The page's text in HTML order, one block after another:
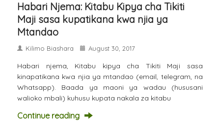
Habari Njema: Kitabu Kipya cha Tikiti
Maji sasa kupatikana kwa njia ya
Mtandao
Kilimo Biashara August 30, 2017
Habari njema, Kitabu kipya cha Tikiti Maji sasa
kinapatikana kwa njia ya mtandao (email, telegram, na
Whatsapp). Baada ya maoni ya wadau (hususani
walioko mbali) kuhusu kupata nakala za kitabu
Continue reading